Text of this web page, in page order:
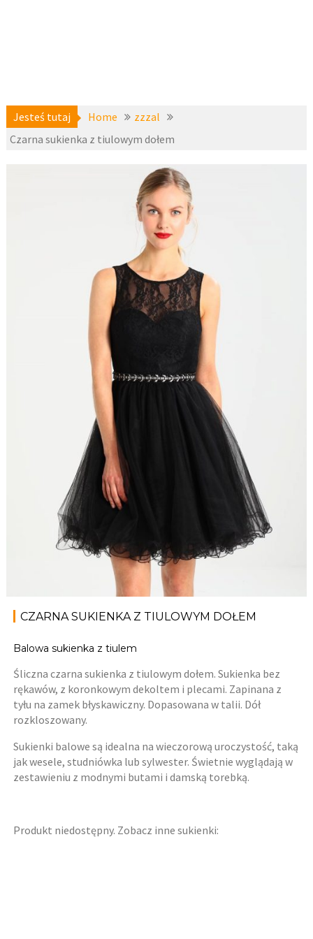
Jesteś tutaj Home
zzzal
Czarna sukienka z tiulowym dołem
CZARNA SUKIENKA Z TIULOWYM DOŁEM
Balowa sukienka z tiulem
Śliczna czarna sukienka z tiulowym dołem. Sukienka bez
rękawów, z koronkowym dekoltem i plecami. Zapinana z
tyłu na zamek błyskawiczny. Dopasowana w talii. Dół
rozkloszowany.
Sukienki balowe są idealna na wieczorową uroczystość, taką
jak wesele, studniówka lub sylwester. Świetnie wyglądają w
zestawieniu z modnymi butami i damską torebką.
Produkt niedostępny. Zobacz inne sukienki: